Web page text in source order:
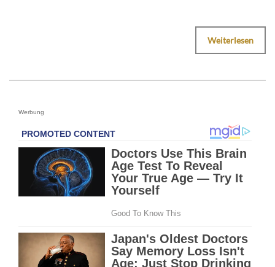
Weiterlesen
Werbung